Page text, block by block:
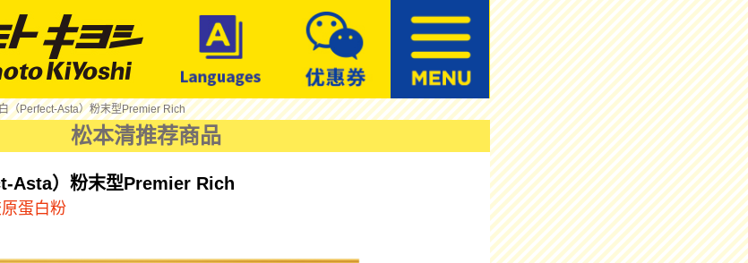
（Perfect-Asta）粉末型Premier Rich
松本清推荐商品
Asta）粉末型Premier Rich
蛋白粉